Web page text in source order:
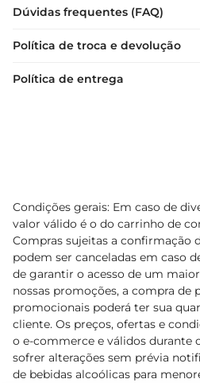
Dúvidas frequentes (FAQ)
Política de troca e devolução
Política de entrega
Condições gerais: Em caso de
valor válido é o do carrinho de
Compras sujeitas a confirmação
podem ser canceladas em caso
de garantir o acesso de um
nossas promoções, a compra de
promocionais poderá ter sua
cliente. Os preços, ofertas e
o e-commerce e válidos durante
sofrer alterações sem prévia
de bebidas alcoólicas para